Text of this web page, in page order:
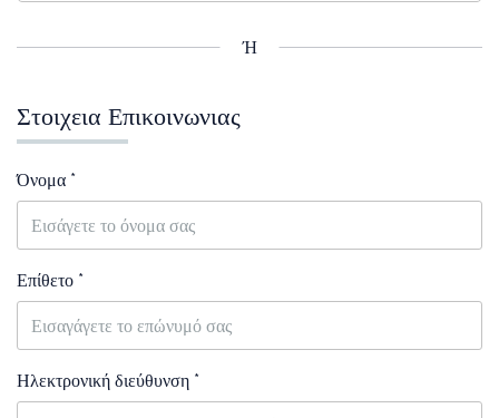
Ή
Στοιχεια Επικοινωνιας
Όνομα *
Επίθετο *
Ηλεκτρονική διεύθυνση *